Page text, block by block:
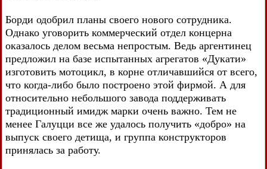
Борди одобрил планы своего нового сотрудника.
Однако уговорить коммерческий отдел концерна
оказалось делом весьма непростым. Ведь аргентинец
предложил на базе испытанных агрегатов «Дукати»
изготовить мотоцикл, в корне отличавшийся от всего,
что когда-либо было построено этой фирмой. А для
относительно небольшого завода поддерживать
традиционный имидж марки очень важно. Тем не
менее Галуцци все же удалось получить «добро» на
выпуск своего детища, и группа конструкторов
принялась за работу.